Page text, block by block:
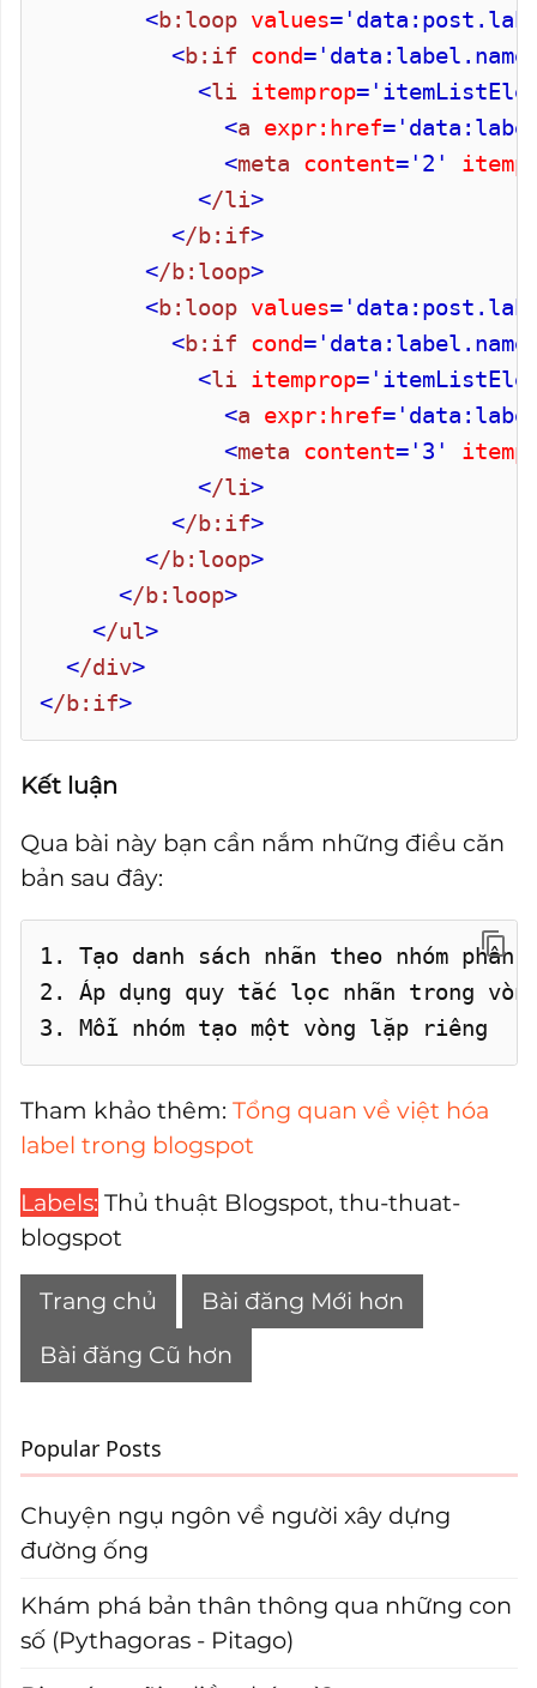
<b:loop values
<b:if cond
<li itemprop
<a expr:href
<meta content='2'
</li>
</b:if>
</b:loop>
<b:loop values
<b:if cond
<li itemprop
<a expr:href
<meta content='3'
</li>
</b:if>
</b:loop>
</b:loop>
</ul>
</div>
</b:if>
Kết luận
Qua bài này bạn cần nắm những điều căn
bản sau đây:
1. Tạo danh sách nhãn theo nhóm phân
2. Áp dụng quy tắc lọc nhãn trong
3. Mỗi nhóm tạo một vòng lặp riêng
Tham khảo thêm: Tổng quan về việt hóa
label trong blogspot
Labels: Thủ thuật Blogspot, thu-thuat-
blogspot
Trang chủ
Bài đăng Mới hơn
Bài đăng Cũ hơn
Popular Posts
Chuyện ngụ ngôn về người xây dựng
đường ống
Khám phá bản thân thông qua những con
số (Pythagoras - Pitago)